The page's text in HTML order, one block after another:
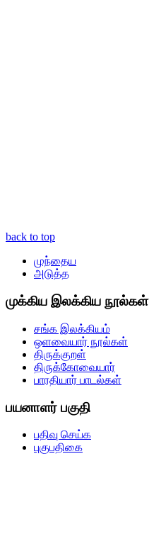
back to top
முந்தைய
அடுத்த
முக்கிய இலக்கிய நூல்கள்
சங்க இலக்கியம்
ஒளவையார் நூல்கள்
திருக்குறள்
திருக்கோவையார்
பாரதியார் பாடல்கள்
பயனாளர் பகுதி
பதிவு செய்க
புகுபதிகை